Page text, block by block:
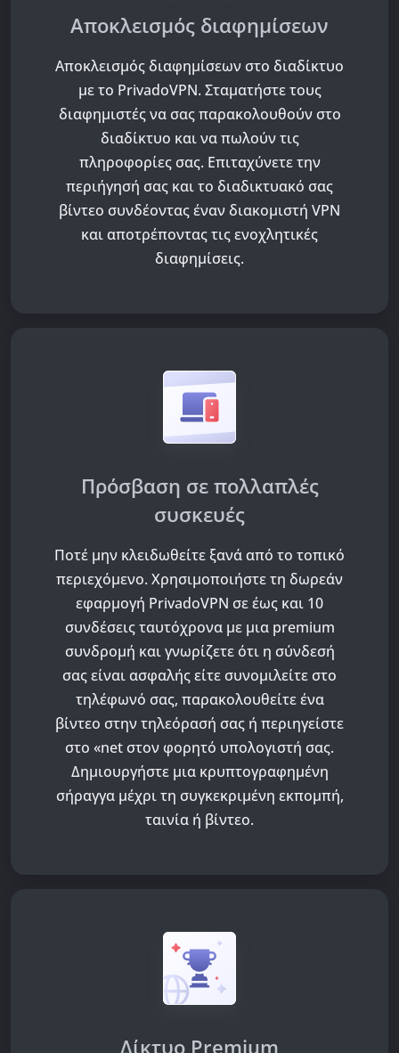
Αποκλεισμός διαφημίσεων
Αποκλεισμός διαφημίσεων στο διαδίκτυο
με το PrivadoVPN. Σταματήστε τους
διαφημιστές να σας παρακολουθούν στο
διαδίκτυο και να πωλούν τις
πληροφορίες σας. Επιταχύνετε την
περιήγησή σας και το διαδικτυακό σας
βίντεο συνδέοντας έναν διακομιστή VPN
και αποτρέποντας τις ενοχλητικές
διαφημίσεις.
Πρόσβαση σε πολλαπλές
συσκευές
Ποτέ μην κλειδωθείτε ξανά από το τοπικό
περιεχόμενο. Χρησιμοποιήστε τη δωρεάν
εφαρμογή PrivadoVPN σε έως και 10
συνδέσεις ταυτόχρονα με μια premium
συνδρομή και γνωρίζετε ότι η σύνδεσή
σας είναι ασφαλής είτε συνομιλείτε στο
τηλέφωνό σας, παρακολουθείτε ένα
βίντεο στην τηλεόρασή σας ή περιηγείστε
στο «net στον φορητό υπολογιστή σας.
Δημιουργήστε μια κρυπτογραφημένη
σήραγγα μέχρι τη συγκεκριμένη εκπομπή,
ταινία ή βίντεο.
Δίκτυο Premium